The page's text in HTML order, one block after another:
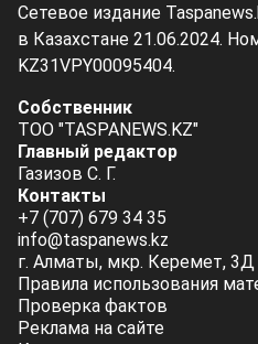
Сетевое издание
в Казахстане 21.06.2024.
KZ31VPY00095404.
Собственник
ТОО "TASPANEWS.KZ"
Главный редактор
Газизов С. Г.
Контакты
+7 (707) 679 34 35
info@taspanews.kz
г. Алматы, мкр. Керемет, 3Д
Правила использования
Проверка фактов
Реклама на сайте